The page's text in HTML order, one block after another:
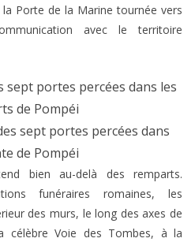
Porte de la Marine tournée vers
avec le territoire
sept portes percées dans
de Pompéi
bien au-delà des remparts.
funéraires romaines, les
des murs, le long des axes de
célèbre Voie des Tombes, à la